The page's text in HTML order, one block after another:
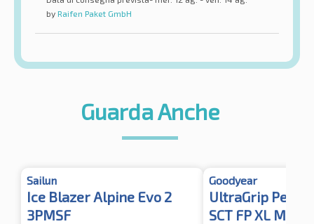
by Raifen Paket GmbH
Guarda Anche
Sailun
Ice Blazer Alpine Evo 2
3PMSF
Goodyear
UltraGrip
SCT FP XL M+S